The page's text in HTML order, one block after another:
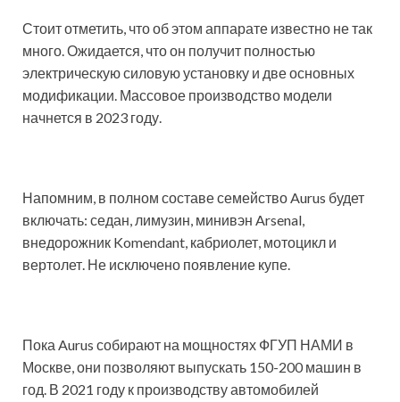
Стоит отметить, что об этом аппарате известно не так
много. Ожидается, что он получит полностью
электрическую силовую установку и две основных
модификации. Массовое производство модели
начнется в 2023 году.
Напомним, в полном составе семейство Aurus будет
включать: седан, лимузин, минивэн Arsenal,
внедорожник Komendant, кабриолет, мотоцикл и
вертолет. Не исключено появление купе.
Пока Aurus собирают на мощностях ФГУП НАМИ в
Москве, они позволяют выпускать 150-200 машин в
год. В 2021 году к производству автомобилей